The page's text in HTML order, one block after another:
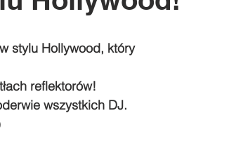
stylu Hollywood, który
reflektorów!
wszystkich DJ.